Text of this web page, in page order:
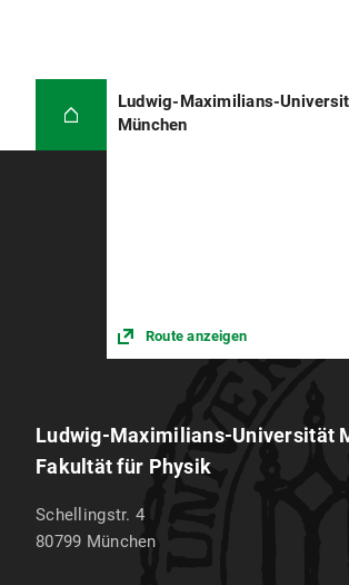
Ludwig-Maximilians-
München
Route anzeigen
Ludwig-Maximilians-Universität
Fakultät für Physik
Schellingstr. 4
80799 München